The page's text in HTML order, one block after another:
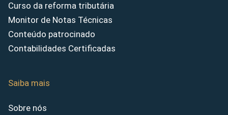
Curso da reforma tributária
Monitor de Notas Técnicas
Conteúdo patrocinado
Contabilidades Certificadas
Saiba mais
Sobre nós